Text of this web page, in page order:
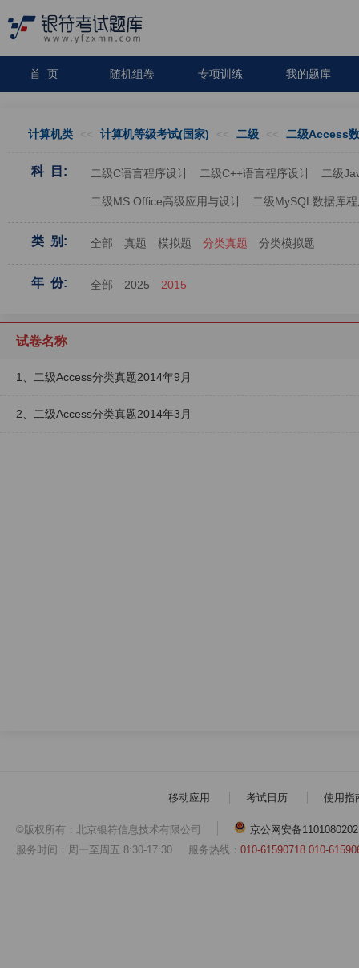
首 页 随机组卷 专项训练 我的题库
计算机类 << 计算机等级考试(国家) << 二级 << 二级Access
科 目: 二级C语言程序设计 二级C++语言程序设计 二级
二级MS Office高级应用与设计 二级MySQL数据库
类 别: 全部 真题 模拟题 分类真题 分类模拟题
年 份: 全部 2025 2015
试卷名称
1、二级Access分类真题2014年9月
2、二级Access分类真题2014年3月
移动应用 考试日历 使用指
©版权所有：北京银符信息技术有限公司
京公网安备
服务时间：周一至周五 8:30-17:30 服务热线： 010-61590718 010-